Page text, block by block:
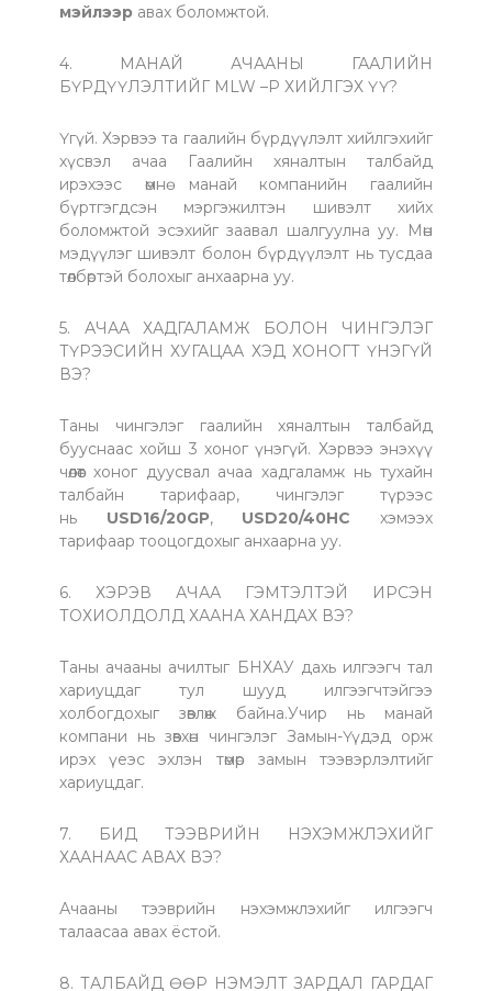
мэйлээр авах боломжтой.
4. МАНАЙ АЧААНЫ ГААЛИЙН
БҮРДҮҮЛЭЛТИЙГ MLW –Р ХИЙЛГЭХ ҮҮ?
Үгүй. Хэрвээ та гаалийн бүрдүүлэлт хийлгэхийг
хүсвэл ачаа Гаалийн хяналтын талбайд
ирэхээс өмнө манай компанийн гаалийн
бүртгэгдсэн мэргэжилтэн шивэлт хийх
боломжтой эсэхийг заавал шалгуулна уу. Мөн
мэдүүлэг шивэлт болон бүрдүүлэлт нь тусдаа
төлбөртэй болохыг анхаарна уу.
5. АЧАА ХАДГАЛАМЖ БОЛОН ЧИНГЭЛЭГ
ТҮРЭЭСИЙН ХУГАЦАА ХЭД ХОНОГТ ҮНЭГҮЙ
ВЭ?
Таны чингэлэг гаалийн хяналтын талбайд
бууснаас хойш 3 хоног үнэгүй. Хэрвээ энэхүү
чөлөөт хоног дуусвал ачаа хадгаламж нь тухайн
талбайн тарифаар, чингэлэг түрээс
нь USD16/20GP, USD20/40HC хэмээх
тарифаар тооцогдохыг анхаарна уу.
6. ХЭРЭВ АЧАА ГЭМТЭЛТЭЙ ИРСЭН
ТОХИОЛДОЛД ХААНА ХАНДАХ ВЭ?
Таны ачааны ачилтыг БНХАУ дахь илгээгч тал
хариуцдаг тул шууд илгээгчтэйгээ
холбогдохыг зөвлөж байна.Учир нь манай
компани нь зөвхөн чингэлэг Замын-Үүдэд орж
ирэх үеэс эхлэн төмөр замын тээвэрлэлтийг
хариуцдаг.
7. БИД ТЭЭВРИЙН НЭХЭМЖЛЭХИЙГ
ХААНААС АВАХ ВЭ?
Ачааны тээврийн нэхэмжлэхийг илгээгч
талаасаа авах ёстой.
8. ТАЛБАЙД ӨӨР НЭМЭЛТ ЗАРДАЛ ГАРДАГ